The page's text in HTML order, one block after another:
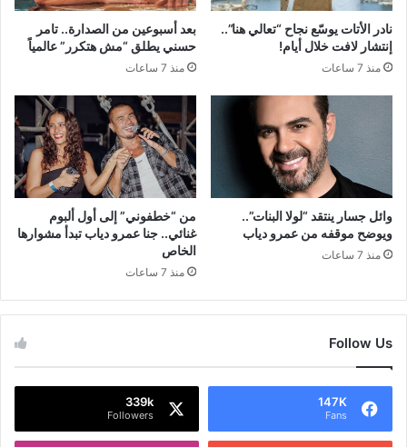
نادر الأتات يوسّع نجاح “تعالي هنا”..
إنتشار لافت خلال أيام!
منذ 7 ساعات
بعد أسبوعين من الصدارة.. تامر
حسني يطلق “مش هتكرر” عالمياً
منذ 7 ساعات
وائل جسار ينتقد “لولا البنات”..
ويوضح موقفه من عمرو دياب
منذ 7 ساعات
من “خطفوني” إلى أول ألبوم
غنائي.. جنا عمرو دياب تبدأ مشوارها
الخاص
منذ 7 ساعات
Follow Us
147K
Fans
339k
Followers